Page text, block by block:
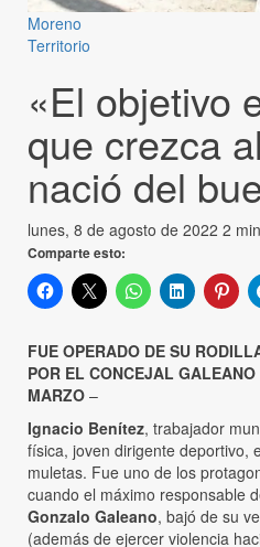
Moreno
Territorio
«El objetivo
que crezca
nació del
lunes, 8 de agosto de 2022 2
Comparte esto:
FUE OPERADO DE SU
POR EL CONCEJAL
MARZO –
Ignacio Benítez, trabajador
física, joven dirigente deportivo,
muletas. Fue uno de los
cuando el máximo responsable
Gonzalo Galeano, bajó de su
(además de ejercer violencia